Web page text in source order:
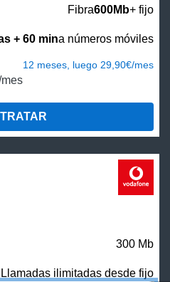
Fibra600Mb+ fijo
+ 60 mina números móviles
12 meses, luego 29,90€/mes
300 Mb
Llamadas ilimitadas desde fijo